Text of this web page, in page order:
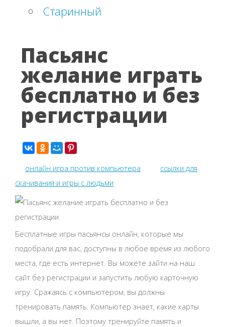
Старинный
Пасьянс
желание играть
бесплатно и без
регистрации
онлайн игра против компьютера
ссылки для
скачивания и игры с людьми
Бесплатные игры пасьянсы онлайн, которые мы
подобрали для вас, доступны в любое время из любого
места, где есть интернет. Вы можете зайти на наш
сайт без регистрации и запустить любую карточную
игру. Сражаясь с компьютером, вы должны
тренировать память. Компьютер знает, какие карты
вышли, а вы нет. Поэтому тренируйте память и